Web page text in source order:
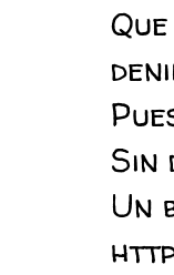
Sin
Un